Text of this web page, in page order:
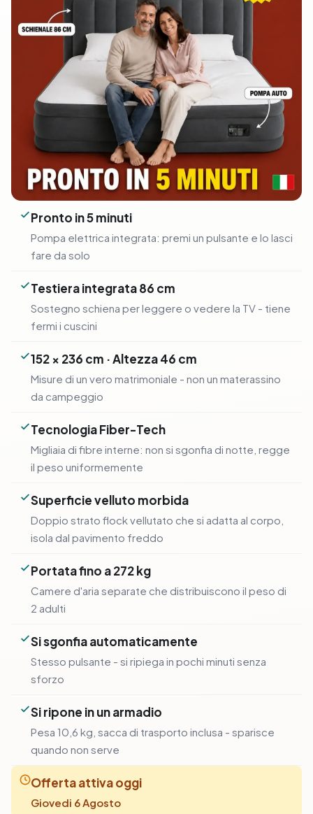
Pronto in 5 minuti
Pompa elettrica integrata: premi un pulsante e lo lasci
fare da solo
Testiera integrata 86 cm
Sostegno schiena per leggere o vedere la TV - tiene
fermi i cuscini
152 × 236 cm · Altezza 46 cm
Misure di un vero matrimoniale - non un materassino
da campeggio
Tecnologia Fiber-Tech
Migliaia di fibre interne: non si sgonfia di notte, regge
il peso uniformemente
Superficie velluto morbida
Doppio strato flock vellutato che si adatta al corpo,
isola dal pavimento freddo
Portata fino a 272 kg
Camere d'aria separate che distribuiscono il peso di
2 adulti
Si sgonfia automaticamente
Stesso pulsante - si ripiega in pochi minuti senza
sforzo
Si ripone in un armadio
Pesa 10,6 kg, sacca di trasporto inclusa - sparisce
quando non serve
Offerta attiva oggi
Giovedi 6 Agosto